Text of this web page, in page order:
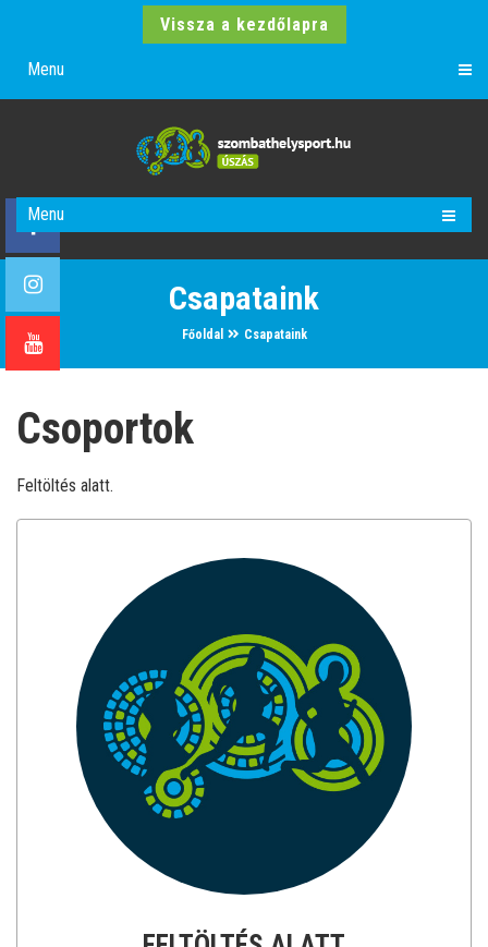
Vissza a kezdőlapra
Menu
Menu
Csapataink
Főoldal Csapataink
Csoportok
Feltöltés alatt.